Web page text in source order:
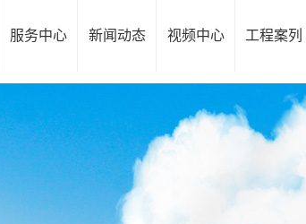
服务中心 新闻动态 视频中心 工程案列